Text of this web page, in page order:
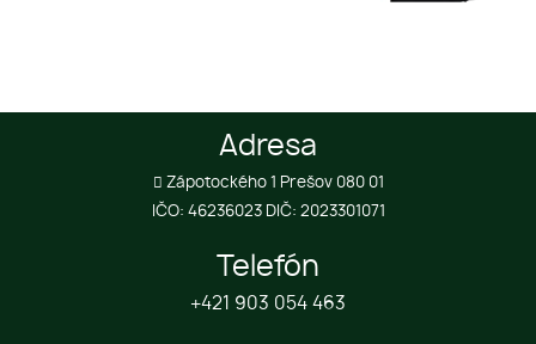
Adresa
Zápotockého 1 Prešov 080 01
IČO: 46236023 DIČ: 2023301071
Telefón
+421 903 054 463